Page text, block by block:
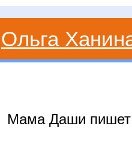
Ольга
Мама Даши